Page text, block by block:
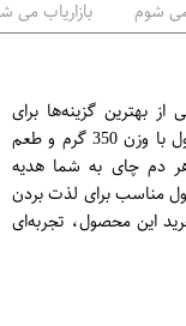
شوم بازاریاب می
بهترین گزینه‌ها برای
علاقمندان به چای سنتی و معطر است. این محصول با وزن 350 گرم و طعم
دم چای به شما هدیه
مناسب برای لذت بردن
این محصول، تجربه‌ای